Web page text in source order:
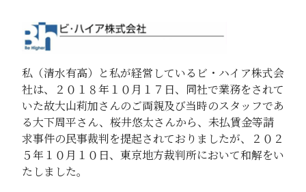
私（清水有高）と私が経営しているビ・ハイア株式会
社は、２０１８年１０月１７日、同社で業務をされて
いた故大山莉加さんのご両親及び当時のスタッフであ
る大下周平さん、桜井悠太さんから、未払賃金等請
求事件の民事裁判を提起されておりましたが、２０２
５年１０月１０日、東京地方裁判所において和解をい
たしました。